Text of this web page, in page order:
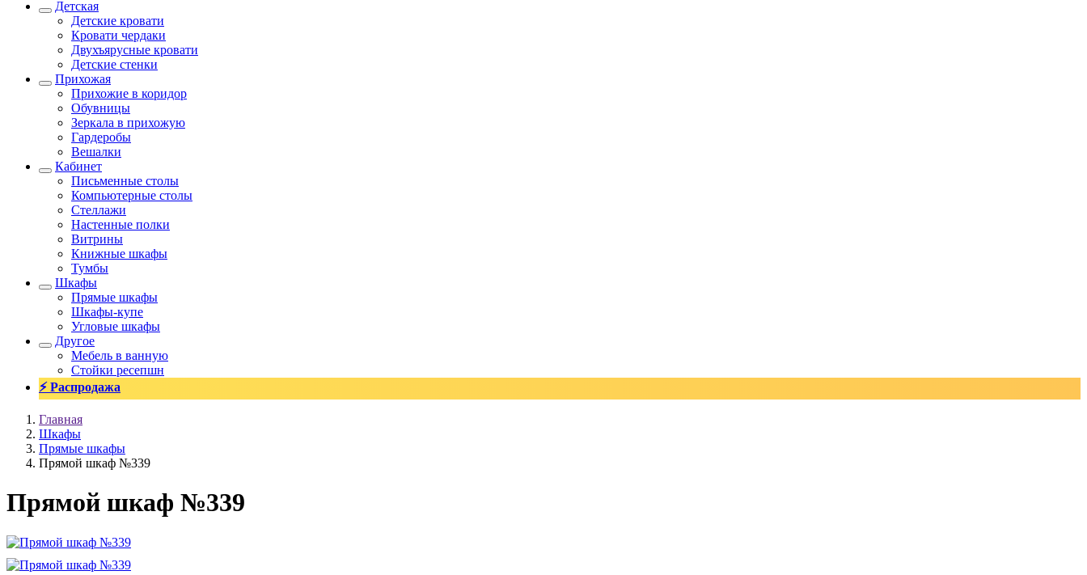
Детская
Детские кровати
Кровати чердаки
Двухъярусные кровати
Детские стенки
Прихожая
Прихожие в коридор
Обувницы
Зеркала в прихожую
Гардеробы
Вешалки
Кабинет
Письменные столы
Компьютерные столы
Стеллажи
Настенные полки
Витрины
Книжные шкафы
Тумбы
Шкафы
Прямые шкафы
Шкафы-купе
Угловые шкафы
Другое
Мебель в ванную
Стойки ресепшн
⚡ Распродажа
Главная
Шкафы
Прямые шкафы
Прямой шкаф №339
Прямой шкаф №339